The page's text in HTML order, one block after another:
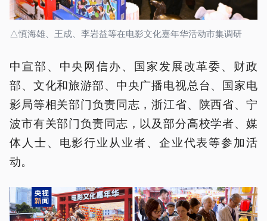
△慎海雄、王成、李岩益等在电影文化嘉年华活动市集调研
中宣部、中央网信办、国家发展改革委、财政
部、文化和旅游部、中央广播电视总台、国家电
影局等相关部门负责同志，浙江省、陕西省、宁
波市有关部门负责同志，以及部分高校学者、媒
体人士、电影行业从业者、企业代表等参加活
动。